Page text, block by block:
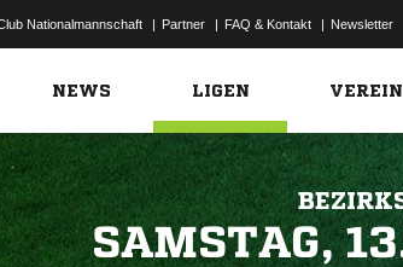
Nationalmannschaft | Partner | FAQ & Kontakt | Newsletter
NEWS LIGEN
